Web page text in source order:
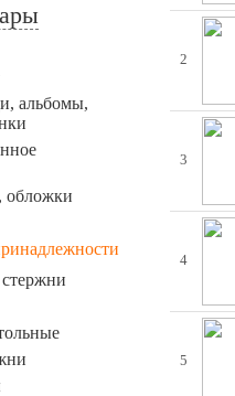
альбомы,
обложки
2
3
4
5